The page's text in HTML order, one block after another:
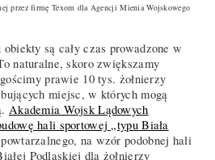
przez firmę Texom dla Agencji Mienia Wojskowego
są cały czas prowadzone w
naturalne, skoro zwiększamy
prawie 10 tys. żołnierzy
miejsc, w których mogą
Akademia Wojsk Lądowych
hali sportowej „typu Biała
na wzór podobnej hali
Podlaskiej dla żołnierzy